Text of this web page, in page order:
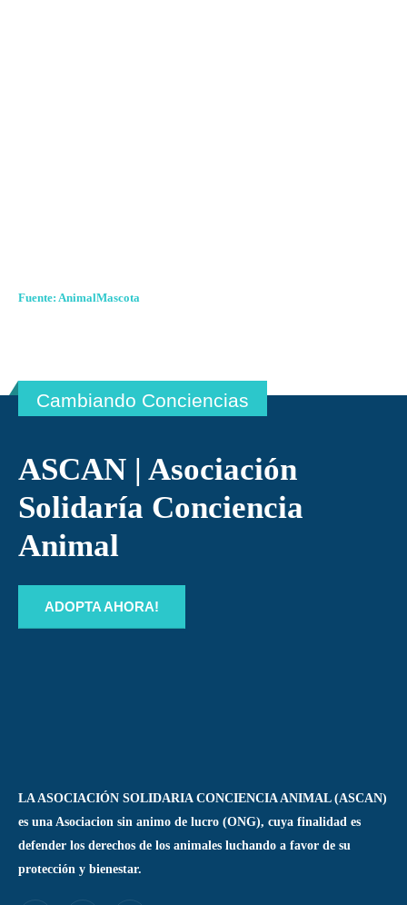
Fuente: AnimalMascota
Cambiando Conciencias
ASCAN | Asociación
Solidaría Conciencia
Animal
ADOPTA AHORA!
LA ASOCIACIÓN SOLIDARIA CONCIENCIA ANIMAL (ASCAN)
es una Asociacion sin animo de lucro (ONG), cuya finalidad es
defender los derechos de los animales luchando a favor de su
protección y bienestar.